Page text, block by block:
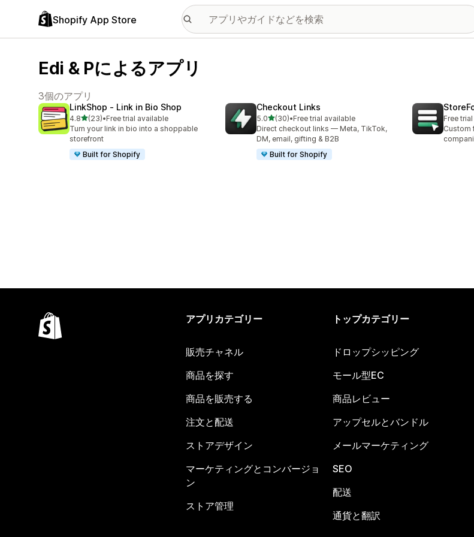
Shopify App Store
Edi & Pによるアプリ
3個のアプリ
LinkShop ‑ Link in Bio Shop
4.85つ星中
(23)
合計レビュー数：23件
•Free trial available
Turn your link in bio into a shoppable
storefront
Built for Shopify
Checkout Links
5.05つ星中
(30)
合計レビュー数：30件
•Free trial available
Direct checkout links — Meta, TikTok,
DM, email, gifting & B2B
Built for Shopify
Free
Custom
アプリカテゴリー
販売チャネル
商品を探す
商品を販売する
注文と配送
ストアデザイン
マーケティングとコンバージョ
ン
ストア管理
トップカテゴリー
ドロップシッピング
モール型EC
商品レビュー
アップセルとバンドル
メールマーケティング
SEO
配送
通貨と翻訳